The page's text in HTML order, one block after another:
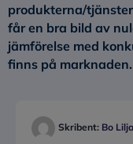
produkterna/
får en bra bild av
jämförelse med
finns på marknaden.
Skribent: Bo Lilja